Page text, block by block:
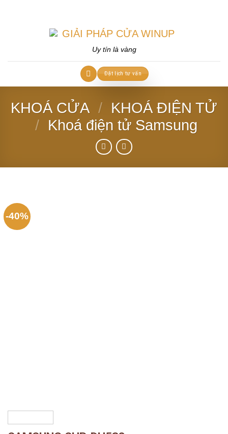
Uy tín là vàng
Đặt lịch tư vấn
KHOÁ CỬA / KHOÁ ĐIỆN TỬ
/ Khoá điện tử Samsung
-40%